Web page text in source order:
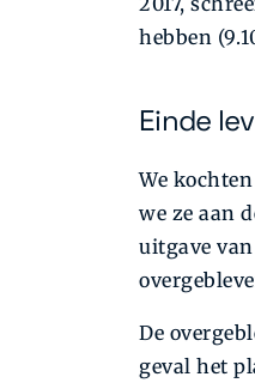
hebben
Einde
We
we ze aan
uitgave
De
geval het